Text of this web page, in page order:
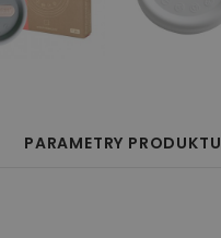
PARAMETRY PRODUKTU